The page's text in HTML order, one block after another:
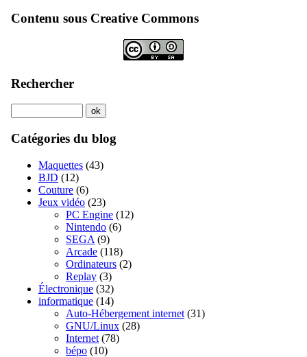
Contenu sous Creative Commons
Rechercher
Catégories du blog
Maquettes (43)
BJD (12)
Couture (6)
Jeux vidéo (23)
PC Engine (12)
Nintendo (6)
SEGA (9)
Arcade (118)
Ordinateurs (2)
Replay (3)
Électronique (32)
informatique (14)
Auto-Hébergement internet (31)
GNU/Linux (28)
Internet (78)
bépo (10)